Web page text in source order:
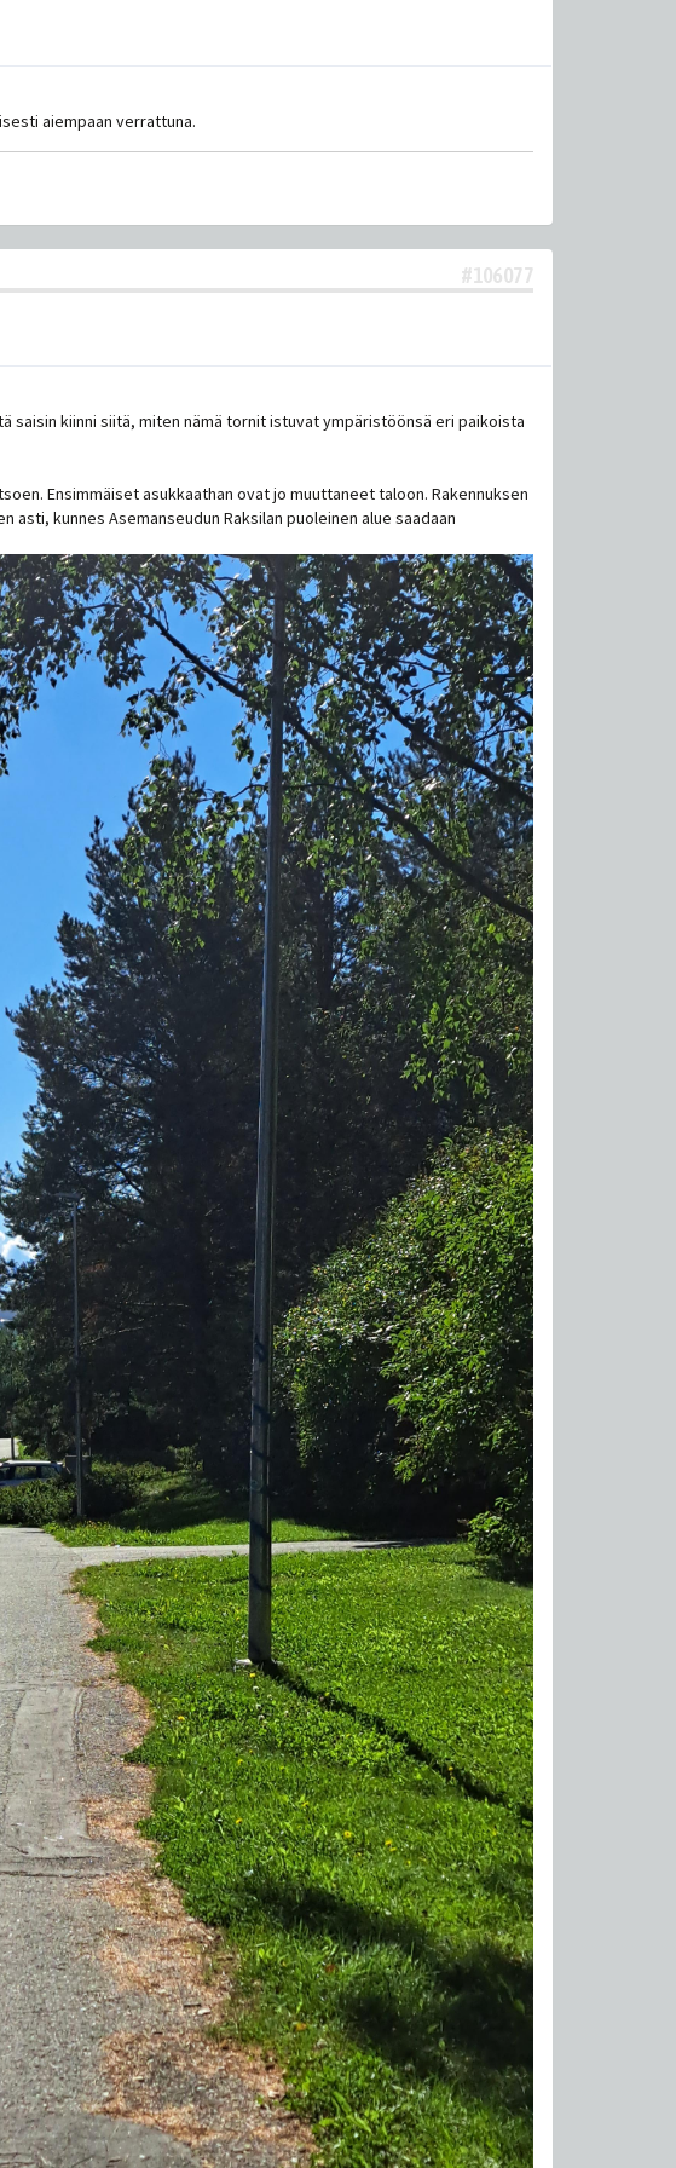
aiempaan verrattuna.
#106077
saisin kiinni siitä, miten nämä tornit istuvat ympäristöönsä eri paikoista
Ensimmäiset asukkaathan ovat jo muuttaneet taloon. Rakennuksen
kunnes Asemanseudun Raksilan puoleinen alue saadaan